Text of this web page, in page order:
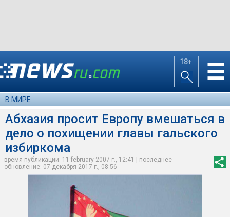
18+ ☰
В МИРЕ
Абхазия просит Европу вмешаться в
дело о похищении главы гальского
избиркома
время публикации: 11 february 2007 г., 12:41 | последнее
обновление: 07 декабря 2017 г., 08:56